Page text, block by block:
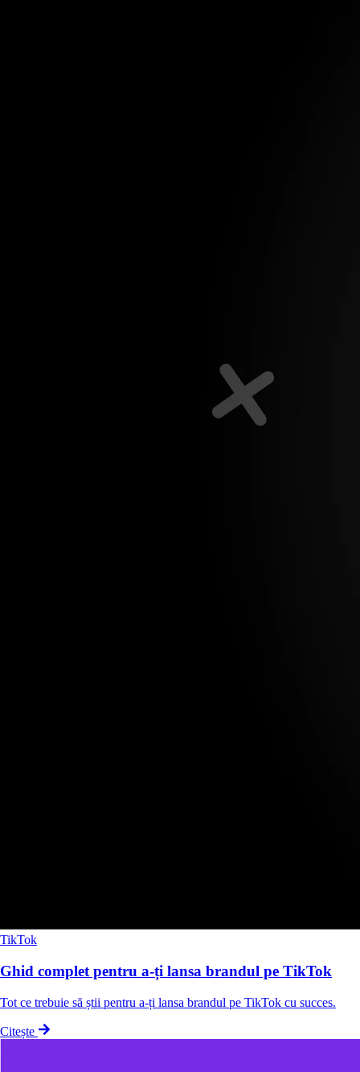
TikTok
Ghid complet pentru a-ți lansa brandul pe TikTok
Tot ce trebuie să știi pentru a-ți lansa brandul pe TikTok cu succes.
Citește